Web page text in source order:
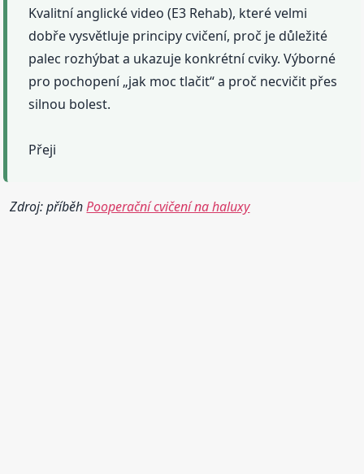
Kvalitní anglické video (E3 Rehab), které velmi
dobře vysvětluje principy cvičení, proč je důležité
palec rozhýbat a ukazuje konkrétní cviky. Výborné
pro pochopení „jak moc tlačit“ a proč necvičit přes
silnou bolest.
Přeji
Zdroj: příběhPooperační cvičení na haluxy